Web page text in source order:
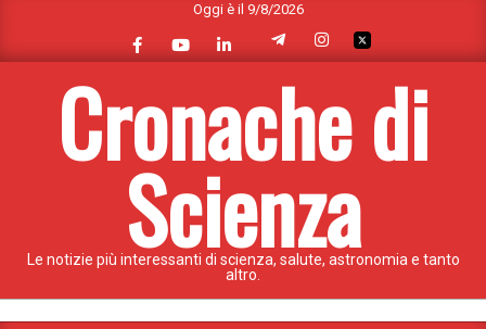
content
Oggi è il 9/8/2026
Cronache di
Scienza
Le notizie più interessanti di scienza, salute, astronomia e tanto
altro.